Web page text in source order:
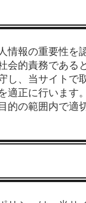
情報の重要性を
会的責務である
し、当サイトで
適正に行います
的の範囲内で適